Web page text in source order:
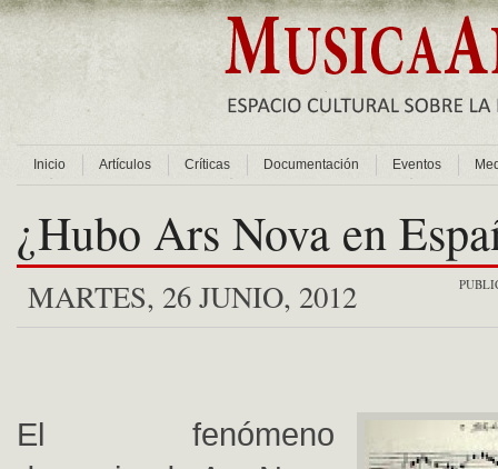
Inicio Artículos Críticas Documentación Eventos
¿Hubo Ars Nova en
MARTES, 26 JUNIO, 2012
El fenómeno